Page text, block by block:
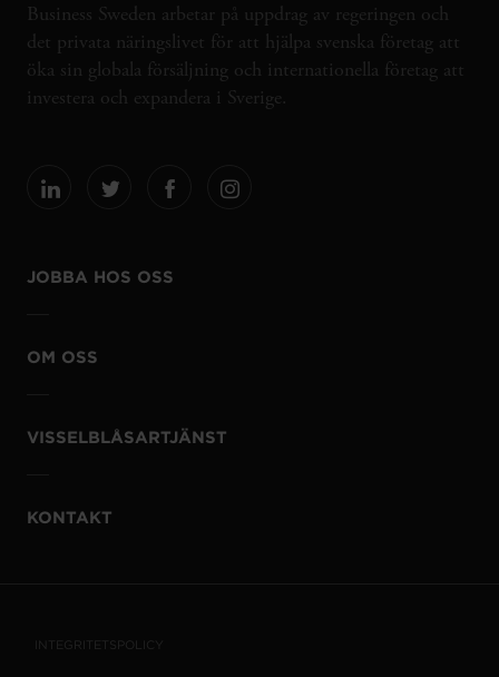
Business Sweden arbetar på uppdrag av regeringen och
det privata näringslivet för att hjälpa svenska företag att
öka sin globala försäljning och internationella företag att
investera och expandera i Sverige.
JOBBA HOS OSS
OM OSS
VISSELBLÅSARTJÄNST
KONTAKT
INTEGRITETSPOLICY